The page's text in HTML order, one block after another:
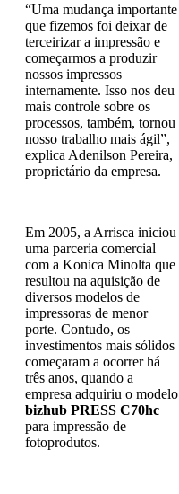
“Uma mudança importante
que fizemos foi deixar de
terceirizar a impressão e
começarmos a produzir
nossos impressos
internamente. Isso nos deu
mais controle sobre os
processos, também, tornou
nosso trabalho mais ágil”,
explica Adenilson Pereira,
proprietário da empresa.
Em 2005, a Arrisca iniciou
uma parceria comercial
com a Konica Minolta que
resultou na aquisição de
diversos modelos de
impressoras de menor
porte. Contudo, os
investimentos mais sólidos
começaram a ocorrer há
três anos, quando a
empresa adquiriu o modelo
bizhub PRESS C70hc
para impressão de
fotoprodutos.